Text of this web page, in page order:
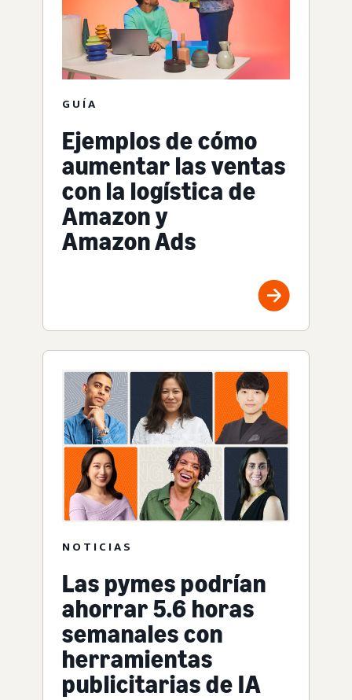
GUÍA
Ejemplos de cómo
aumentar las ventas
con la logística de
Amazon y
Amazon Ads
NOTICIAS
Las pymes podrían
ahorrar 5.6 horas
semanales con
herramientas
publicitarias de IA